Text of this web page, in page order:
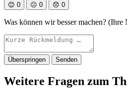
😊 0 😐 0 😞 0
Was können wir besser machen?
Überspringen Senden
Weitere Fragen zum